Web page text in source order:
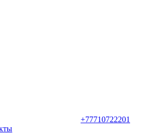
+77710722201